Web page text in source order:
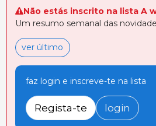
Não estás inscrito na lista A
Um resumo semanal das
ver último
faz login e inscreve-te na lista
Regista-te login